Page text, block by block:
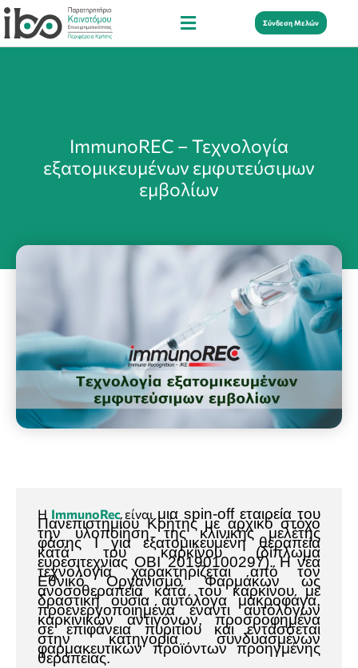
Σύνδεση Μελών
ImmunoREC – Τεχνολογία
εξατομικευμένων εμφυτεύσιμων
εμβολίων
Η ImmunoRecείναι μια spin-off εταιρεία του
Πανεπιστημίου Κρήτης με αρχικό στόχο
την υλοποίηση της κλινικής μελέτης
φάσης Ι για εξατομικευμένη θεραπεία
κατά του καρκίνου (δίπλωμα
ευρεσιτεχνίας ΟΒΙ 20190100297). Η νέα
τεχνολογία χαρακτηρίζεται από τον
Εθνικό Οργανισμό Φαρμάκων ως
ανοσοθεραπεία κατά του καρκίνου με
δραστική ουσία αυτόλογα μακροφάγα,
προενεργοποιημένα έναντι αυτόλογων
καρκινικών αντιγόνων, προσροφημένα
σε επιφάνεια πυριτίου και εντάσσεται
στην κατηγορία συνδυασμένων
φαρμακευτικών προϊόντων προηγμένης
θεραπείας.